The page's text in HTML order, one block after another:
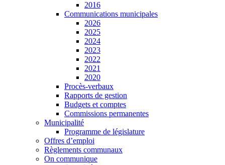
2016
Communications municipales
2026
2025
2024
2023
2022
2021
2020
Procès-verbaux
Rapports de gestion
Budgets et comptes
Commissions permanentes
Municipalité
Programme de législature
Offres d’emploi
Règlements communaux
On communique